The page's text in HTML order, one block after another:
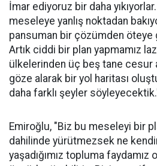
İmar ediyoruz bir daha
meseleye yanlış noktadan
pansuman bir çözümden öteye
Artık ciddi bir plan yapmamız
ülkelerinden üç beş tane cesur
göze alarak bir yol haritası
daha farklı şeyler
Emiroğlu, "Biz bu meseleyi bir
dahilinde yürütmezsek ne
yaşadığımız topluma